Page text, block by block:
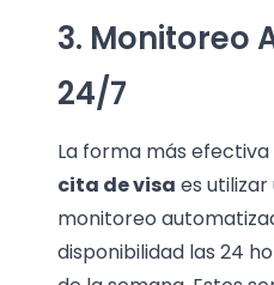
3. Monitoreo
24/7
La forma más efectiva
cita de visa es
monitoreo
disponibilidad las 24